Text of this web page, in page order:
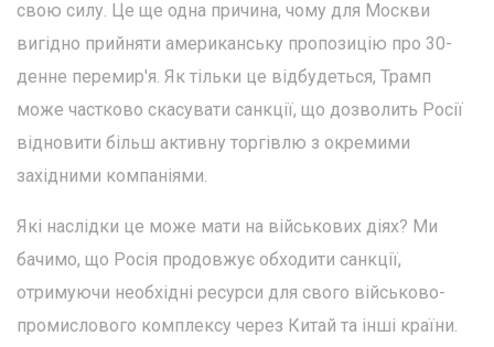
свою силу. Це ще одна причина, чому для Москви
вигідно прийняти американську пропозицію про 30-
денне перемир'я. Як тільки це відбудеться, Трамп
може частково скасувати санкції, що дозволить Росії
відновити більш активну торгівлю з окремими
західними компаніями.
Які наслідки це може мати на військових діях? Ми
бачимо, що Росія продовжує обходити санкції,
отримуючи необхідні ресурси для свого військово-
промислового комплексу через Китай та інші країни.